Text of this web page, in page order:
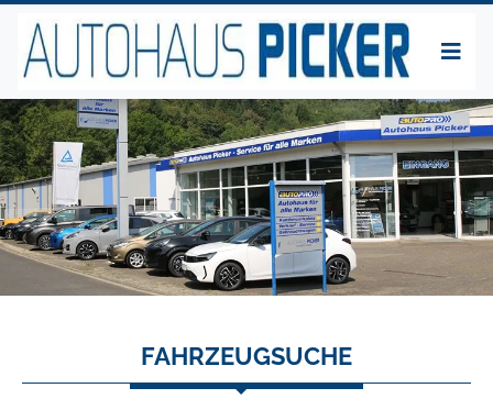
FAHRZEUGSUCHE